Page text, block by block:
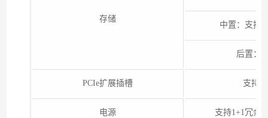
存储
中置：支持8
后置：
PCIe扩展插槽 支持
电源 支持1+1冗余